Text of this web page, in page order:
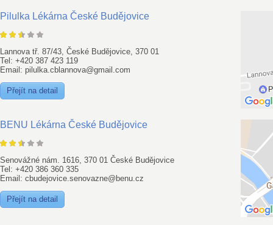
Pilulka Lékárna České Budějovice
Lannova tř. 87/43, České Budějovice, 370 01
Tel: +420 387 423 119
Email: pilulka.cblannova@gmail.com
Přejít na detail
BENU Lékárna České Budějovice
Senovážné nám. 1616, 370 01 České Budějovice
Tel: +420 386 360 335
Email: cbudejovice.senovazne@benu.cz
Přejít na detail